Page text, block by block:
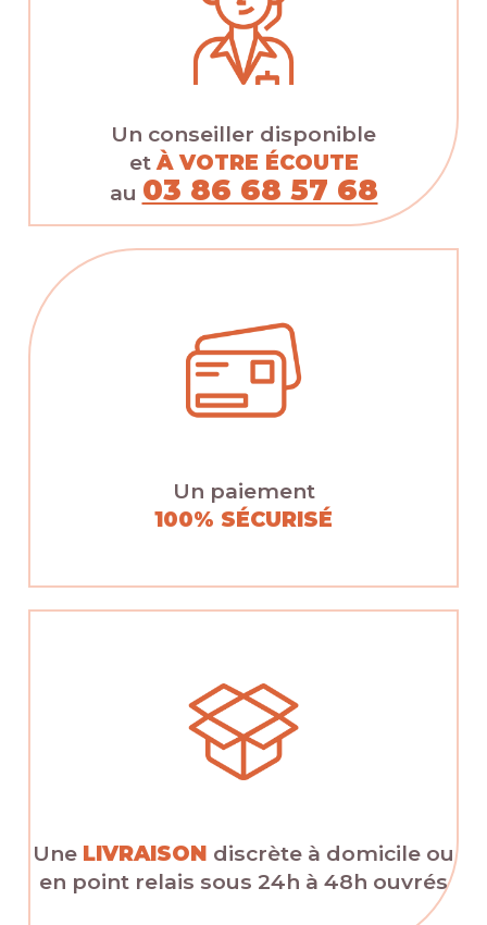
Un conseiller disponible
et À VOTRE ÉCOUTE
au 03 86 68 57 68
Un paiement
100% SÉCURISÉ
Une LIVRAISON discrète à domicile ou
en point relais sous 24h à 48h ouvrés